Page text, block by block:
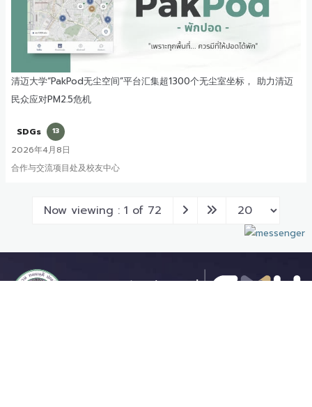
清迈大学“PakPod无尘空间”平台汇集超1300个无尘室坐标， 助力清迈
民众应对PM2.5危机
SDGs 13
2026年4月8日
合作与交流项目处及校友中心
Now viewing : 1 of 72